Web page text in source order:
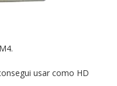
usar como HD